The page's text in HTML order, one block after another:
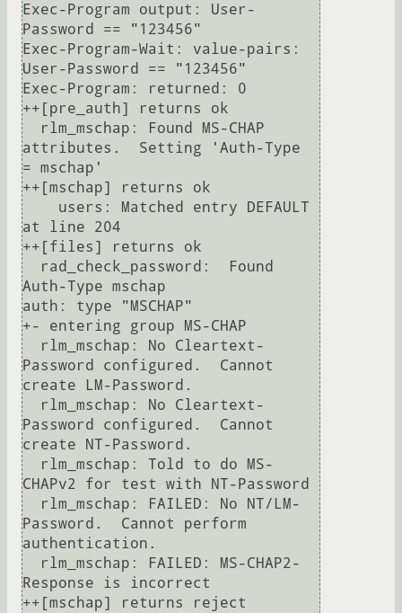
Exec-Program output: User-
Password == "123456"
Exec-Program-Wait: value-pairs:
User-Password == "123456"
Exec-Program: returned: 0
++[pre_auth] returns ok
attributes.  Setting 'Auth-Type
= mschap'
++[mschap] returns ok
at line 204
++[files] returns ok
Auth-Type mschap
auth: type "MSCHAP"
+- entering group MS-CHAP
Password configured.  Cannot
create LM-Password.
Password configured.  Cannot
create NT-Password.
CHAPv2 for test with NT-Password
Password.  Cannot perform
authentication.
Response is incorrect
++[mschap] returns reject